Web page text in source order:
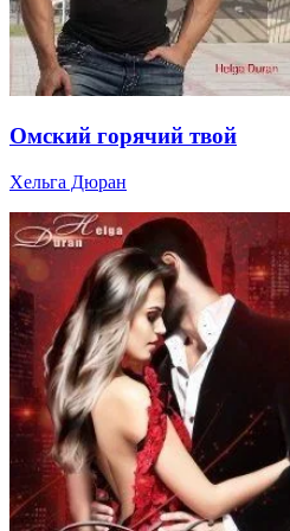
Омский горячий твой
Хельга Дюран